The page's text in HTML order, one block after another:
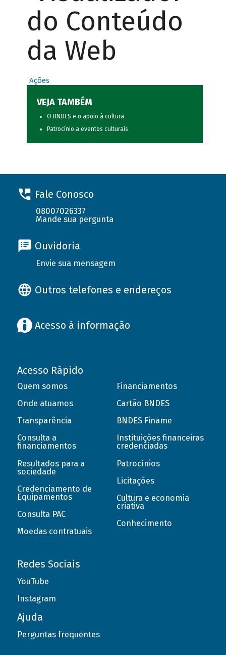
do Conteúdo
da Web
Ações
VEJA TAMBÉM
O BNDES e o apoio à cultura
Patrocínio a eventos culturais
Fale Conosco
08007026337
Mande sua pergunta
Ouvidoria
Envie sua mensagem
Outros telefones e endereços
Acesso à informação
Acesso Rápido
Quem somos
Onde atuamos
Transparência
Consulta a
financiamentos
Resultados para a
sociedade
Credenciamento de
Equipamentos
Consulta PAC
Moedas contratuais
Financiamentos
Cartão BNDES
BNDES Finame
Instituições financeiras
credenciadas
Patrocínios
Licitações
Cultura e economia
criativa
Conhecimento
Redes Sociais
YouTube
Instagram
Ajuda
Perguntas frequentes